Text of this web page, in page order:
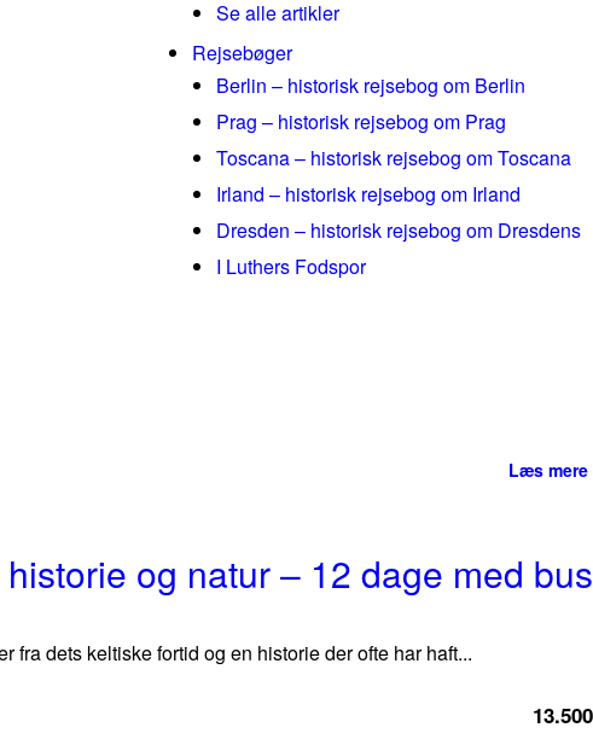
Se alle artikler
Rejsebøger
Berlin – historisk rejsebog om Berlin
Prag – historisk rejsebog om Prag
Toscana – historisk rejsebog om Toscana
Irland – historisk rejsebog om Irland
Dresden – historisk rejsebog om Dresdens
I Luthers Fodspor
Læs mere
og natur – 12 dage med bus
dets keltiske fortid og en historie der ofte har haft...
13.500